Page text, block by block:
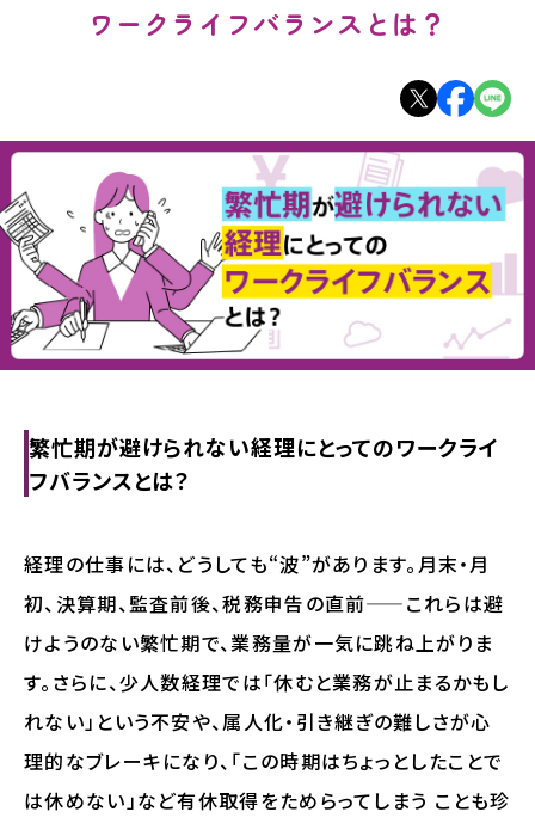
ワークライフバランスとは？
繁忙期が避けられない経理にとってのワークライ
フバランスとは？
経理の仕事には、どうしても“波”があります。月末・月
初、決算期、監査前後、税務申告の直前——これらは避
けようのない繁忙期で、業務量が一気に跳ね上がりま
す。さらに、少人数経理では「休むと業務が止まるかもし
れない」という不安や、属人化・引き継ぎの難しさが心
理的なブレーキになり、「この時期はちょっとしたことで
は休めない」など有休取得をためらってしまう ことも珍